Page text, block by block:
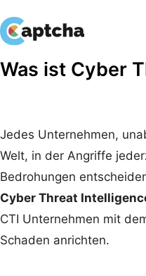
Inhalt
Inhalt
Was ist Cyber
Jedes Unternehmen,
Welt, in der Angriffe
Bedrohungen
Cyber Threat
CTI Unternehmen mit
Schaden anrichten.